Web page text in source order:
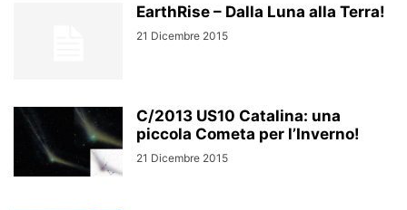
EarthRise – Dalla Luna alla Terra!
21 Dicembre 2015
C/2013 US10 Catalina: una
piccola Cometa per l’Inverno!
21 Dicembre 2015